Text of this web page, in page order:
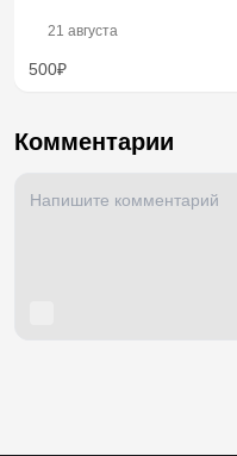
21 августа
500₽
Комментарии